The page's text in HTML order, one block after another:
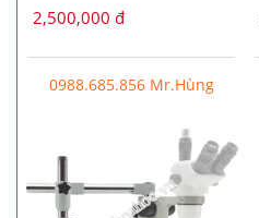
2,500,000 đ
0988.685.856 Mr.Hùng